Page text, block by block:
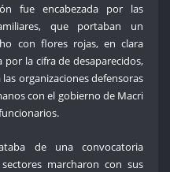
fue encabezada por las
que portaban un
con flores rojas, en clara
por la cifra de desaparecidos,
organizaciones defensoras
con el gobierno de Macri
de una convocatoria
marcharon con sus